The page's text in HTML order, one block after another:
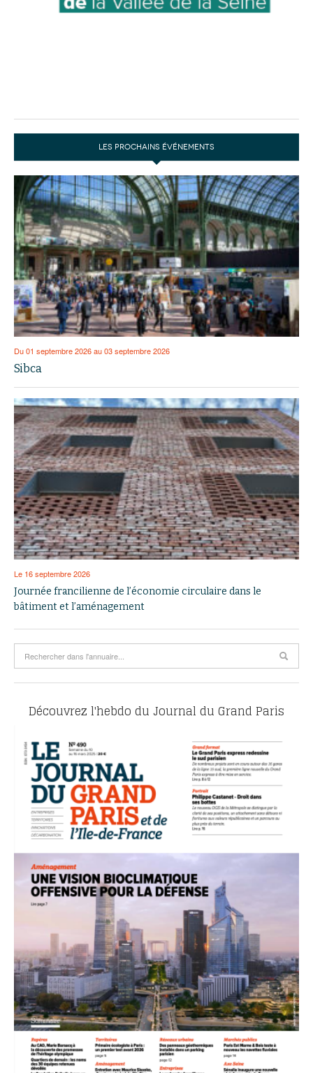
LES PROCHAINS ÉVÉNEMENTS
Du 01 septembre 2026 au 03 septembre 2026
Sibca
Le 16 septembre 2026
Journée francilienne de l’économie circulaire dans le
bâtiment et l’aménagement
Découvrez l'hebdo du Journal du Grand Paris